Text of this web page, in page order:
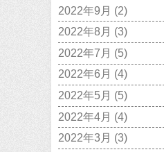
2022年9月 (2)
2022年8月 (3)
2022年7月 (5)
2022年6月 (4)
2022年5月 (5)
2022年4月 (4)
2022年3月 (3)